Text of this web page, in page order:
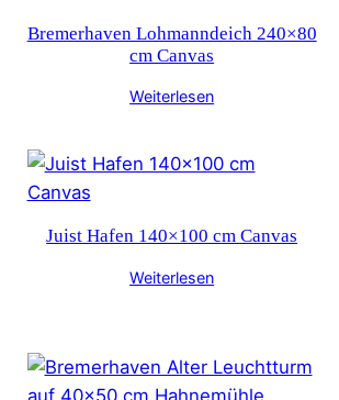
Bremerhaven Lohmanndeich 240×80
cm Canvas
Weiterlesen
Juist Hafen 140×100 cm Canvas
Weiterlesen